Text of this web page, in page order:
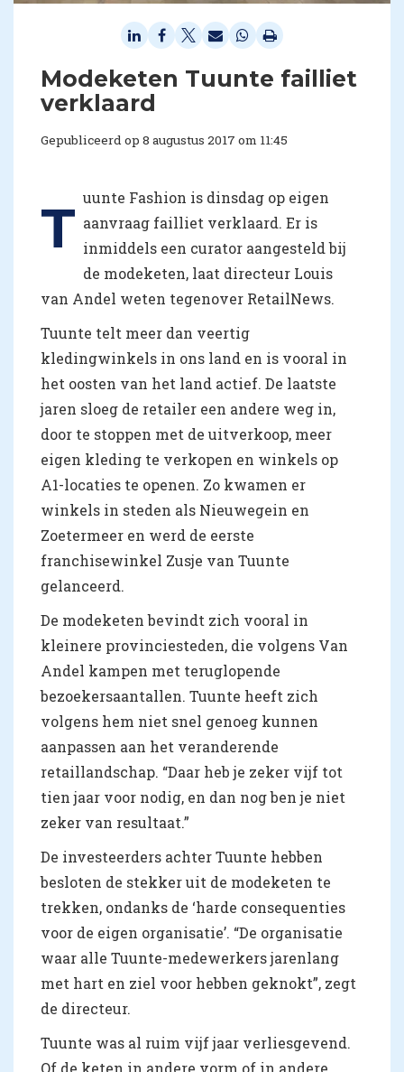
Modeketen Tuunte failliet
verklaard
Gepubliceerd op 8 augustus 2017 om 11:45
T uunte Fashion is dinsdag op eigen
aanvraag failliet verklaard. Er is
inmiddels een curator aangesteld bij
de modeketen, laat directeur Louis
van Andel weten tegenover RetailNews.
Tuunte telt meer dan veertig
kledingwinkels in ons land en is vooral in
het oosten van het land actief. De laatste
jaren sloeg de retailer een andere weg in,
door te stoppen met de uitverkoop, meer
eigen kleding te verkopen en winkels op
A1-locaties te openen. Zo kwamen er
winkels in steden als Nieuwegein en
Zoetermeer en werd de eerste
franchisewinkel Zusje van Tuunte
gelanceerd.
De modeketen bevindt zich vooral in
kleinere provinciesteden, die volgens Van
Andel kampen met teruglopende
bezoekersaantallen. Tuunte heeft zich
volgens hem niet snel genoeg kunnen
aanpassen aan het veranderende
retaillandschap. “Daar heb je zeker vijf tot
tien jaar voor nodig, en dan nog ben je niet
zeker van resultaat.”
De investeerders achter Tuunte hebben
besloten de stekker uit de modeketen te
trekken, ondanks de ‘harde consequenties
voor de eigen organisatie’. “De organisatie
waar alle Tuunte-medewerkers jarenlang
met hart en ziel voor hebben geknokt”, zegt
de directeur.
Tuunte was al ruim vijf jaar verliesgevend.
Of de keten in andere vorm of in andere